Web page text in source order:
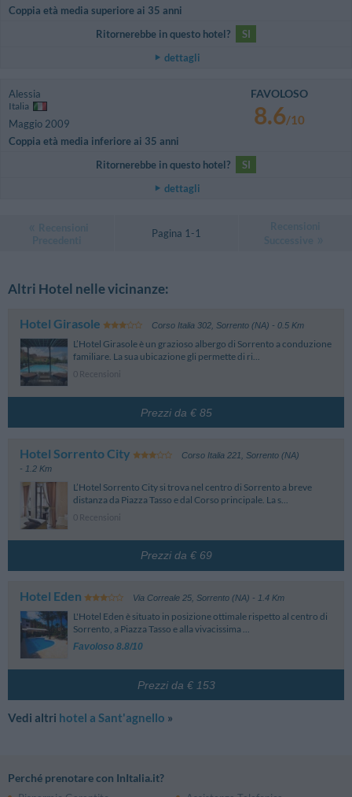
Coppia età media superiore ai 35 anni
Ritornerebbe in questo hotel?
SI
dettagli
Alessia
Italia
Maggio 2009
Coppia età media inferiore ai 35 anni
FAVOLOSO
8.6/10
Ritornerebbe in questo hotel?
SI
dettagli
Pagina 1-1
Altri Hotel nelle vicinanze:
Hotel Girasole Corso Italia 302, Sorrento (NA) - 0.5 Km
L’Hotel Girasole è un grazioso albergo di Sorrento a conduzione
familiare. La sua ubicazione gli permette di ri...
0 Recensioni
Prezzi da € 85
Hotel Sorrento City Corso Italia 221 Sorrento (NA)
- 1.2 Km
L’Hotel Sorrento City si trova nel centro di Sorrento a breve
distanza da Piazza Tasso e dal Corso principale. La s...
0 Recensioni
Prezzi da € 69
Hotel Eden Via Correale 25, Sorrento (NA) - 1.4 Km
L'Hotel Eden è situato in posizione ottimale rispetto al centro di
Sorrento, a Piazza Tasso e alla vivacissima ...
Favoloso 8.8/10
Prezzi da € 153
Vedi altri hotel a Sant'agnello »
Perché prenotare con InItalia.it?